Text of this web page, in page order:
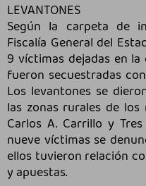
LEVANTONES
Según la carpeta de
Fiscalía General del
9 víctimas dejadas en
fueron secuestradas
Los levantones se
las zonas rurales de los
Carlos A. Carrillo y
nueve víctimas se
ellos tuvieron relación
y apuestas.